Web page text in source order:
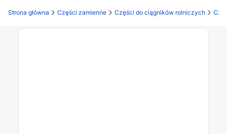
Strona główna Części zamienne Części do ciągników rolniczych